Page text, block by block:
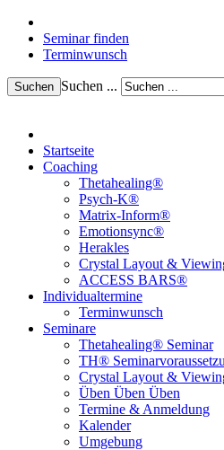
Seminar finden
Terminwunsch
Suchen Suchen ...
Startseite
Coaching
Thetahealing®
Psych-K®
Matrix-Inform®
Emotionsync®
Herakles
Crystal Layout &
ACCESS BARS®
Individualtermine
Terminwunsch
Seminare
Thetahealing® Seminar
TH®
Crystal Layout &
Üben Üben Üben
Termine & Anmeldung
Kalender
Umgebung